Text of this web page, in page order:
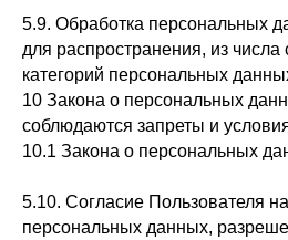
5.9. Обработка персональных
для распространения, из
категорий персональных
10 Закона о персональных
соблюдаются запреты и
10.1 Закона о персональных
5.10. Согласие Пользователя
персональных данных,